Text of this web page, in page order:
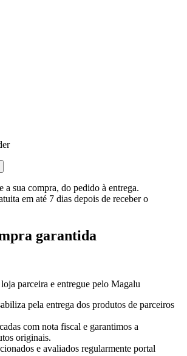
a sua compra, do pedido à entrega.
em até 7 dias depois de receber o
garantida
parceira e entregue pelo Magalu
pela entrega dos produtos de parceiros
com nota fiscal e garantimos a
originais.
e avaliados regularmente portal